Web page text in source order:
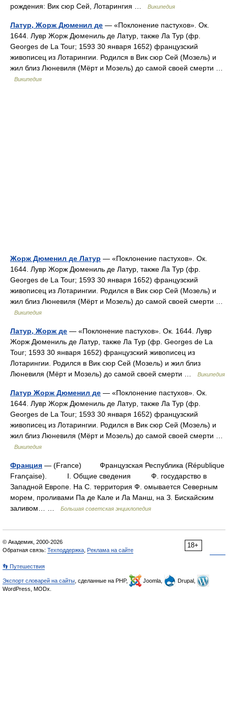
рождения: Вик сюр Сей, Лотарингия …
Википедия
Латур, Жорж Дюменил де — «Поклонение пастухов». Ок.
1644. Лувр Жорж Дюмениль де Латур, также Ла Тур (фр.
Georges de La Tour; 1593 30 января 1652) французский
живописец из Лотарингии. Родился в Вик сюр Сей (Мозель) и
жил близ Люневиля (Мёрт и Мозель) до самой своей смерти …
Википедия
Жорж Дюменил де Латур — «Поклонение пастухов». Ок.
1644. Лувр Жорж Дюмениль де Латур, также Ла Тур (фр.
Georges de La Tour; 1593 30 января 1652) французский
живописец из Лотарингии. Родился в Вик сюр Сей (Мозель) и
жил близ Люневиля (Мёрт и Мозель) до самой своей смерти …
Википедия
Латур, Жорж де — «Поклонение пастухов». Ок. 1644. Лувр
Жорж Дюмениль де Латур, также Ла Тур (фр. Georges de La
Tour; 1593 30 января 1652) французский живописец из
Лотарингии. Родился в Вик сюр Сей (Мозель) и жил близ
Люневиля (Мёрт и Мозель) до самой своей смерти …
Википедия
Латур Жорж Дюменил де — «Поклонение пастухов». Ок.
1644. Лувр Жорж Дюмениль де Латур, также Ла Тур (фр.
Georges de La Tour; 1593 30 января 1652) французский
живописец из Лотарингии. Родился в Вик сюр Сей (Мозель) и
жил близ Люневиля (Мёрт и Мозель) до самой своей смерти …
Википедия
Франция — (France) Французская Республика (République
Française). I. Общие сведения Ф. государство в
Западной Европе. На С. территория Ф. омывается Северным
морем, проливами Па де Кале и Ла Манш, на З. Бискайским
заливом… …
Большая советская энциклопедия
18+
© Академик, 2000-2026
Обратная связь: Техподдержка Реклама на сайте
👣 Путешествия
Экспорт словарей на сайты , сделанные на PHP, Joomla,
Drupal,
WordPress, MODx.